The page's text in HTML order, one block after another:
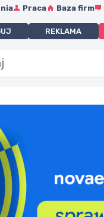
Praca Baza firm
REKLAMA